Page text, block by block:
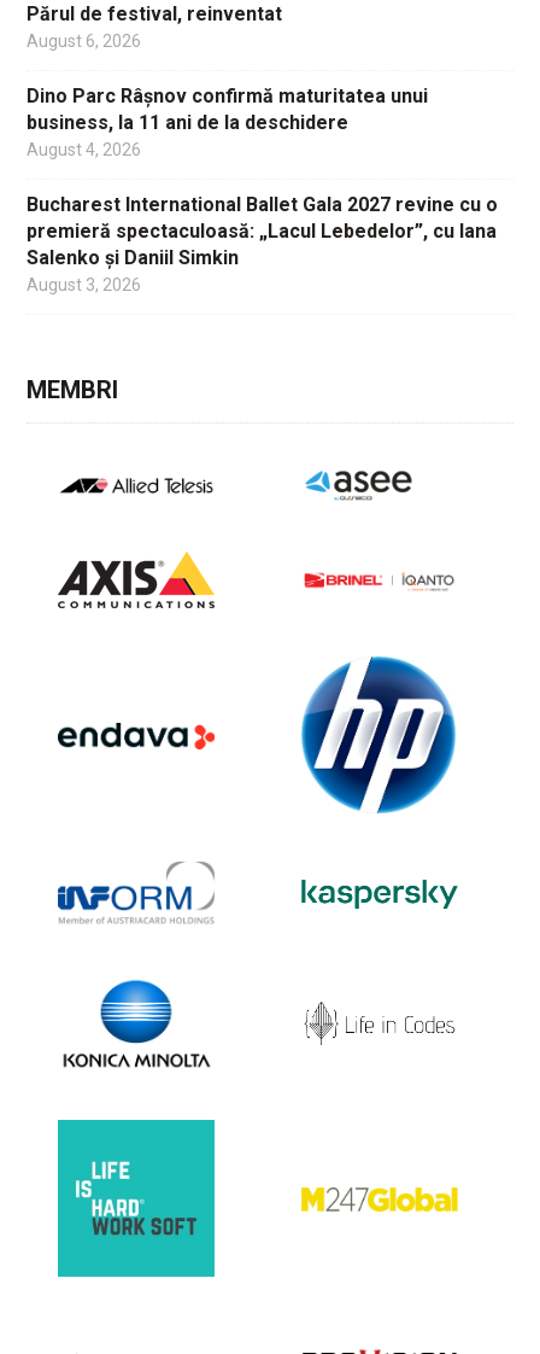
Părul de festival, reinventat
August 6, 2026
Dino Parc Râșnov confirmă maturitatea unui
business, la 11 ani de la deschidere
August 4, 2026
Bucharest International Ballet Gala 2027 revine cu o
premieră spectaculoasă: „Lacul Lebedelor”, cu Iana
Salenko și Daniil Simkin
August 3, 2026
MEMBRI